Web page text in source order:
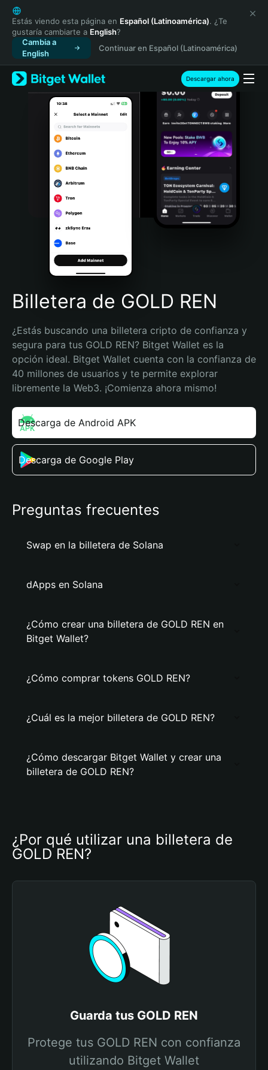
English
日本語
Tiếng Việt
Русский
Español (Latinoamérica)
Türkçe
Italiano
Português (Portugal)
Bahasa Indonesia
Português (Brasil)
Español (Argentina)
Estás viendo esta página en Español (Latinoamérica). ¿Te
gustaría cambiarte a English?
Cambia a
English
Continuar en Español (Latinoamérica)
Descargar ahora
Billetera de GOLD REN
¿Estás buscando una billetera cripto de confianza y
segura para tus GOLD REN? Bitget Wallet es la
opción ideal. Bitget Wallet cuenta con la confianza de
40 millones de usuarios y te permite explorar
libremente la Web3. ¡Comienza ahora mismo!
Descarga de Android APK
Descarga de Google Play
Preguntas frecuentes
Swap en la billetera de Solana
dApps en Solana
¿Cómo crear una billetera de GOLD REN en
Bitget Wallet?
¿Cómo comprar tokens GOLD REN?
¿Cuál es la mejor billetera de GOLD REN?
¿Cómo descargar Bitget Wallet y crear una
billetera de GOLD REN?
¿Por qué utilizar una billetera de
GOLD REN?
Guarda tus GOLD REN
Protege tus GOLD REN con confianza
utilizando Bitget Wallet